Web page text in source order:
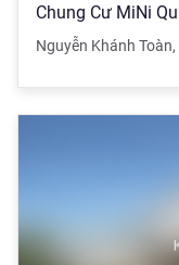
Nguyễn Khánh Toàn,